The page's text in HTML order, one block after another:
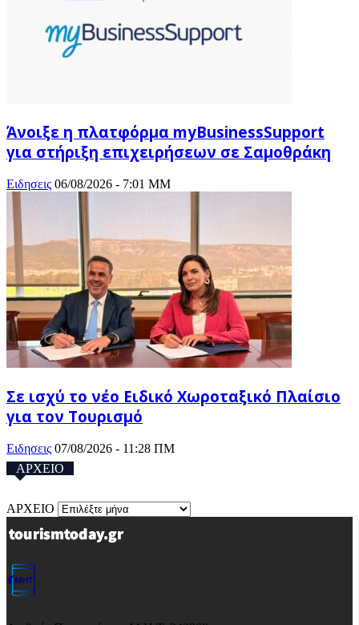
Άνοιξε η πλατφόρμα myBusinessSupport
για στήριξη επιχειρήσεων σε Σαμοθράκη
Ειδησεις 06/08/2026 - 7:01 ΜΜ
Σε ισχύ το νέο Ειδικό Χωροταξικό Πλαίσιο
για τον Τουρισμό
Ειδησεις 07/08/2026 - 11:28 ΠΜ
ΑΡΧΕΙΟ
ΑΡΧΕΙΟ